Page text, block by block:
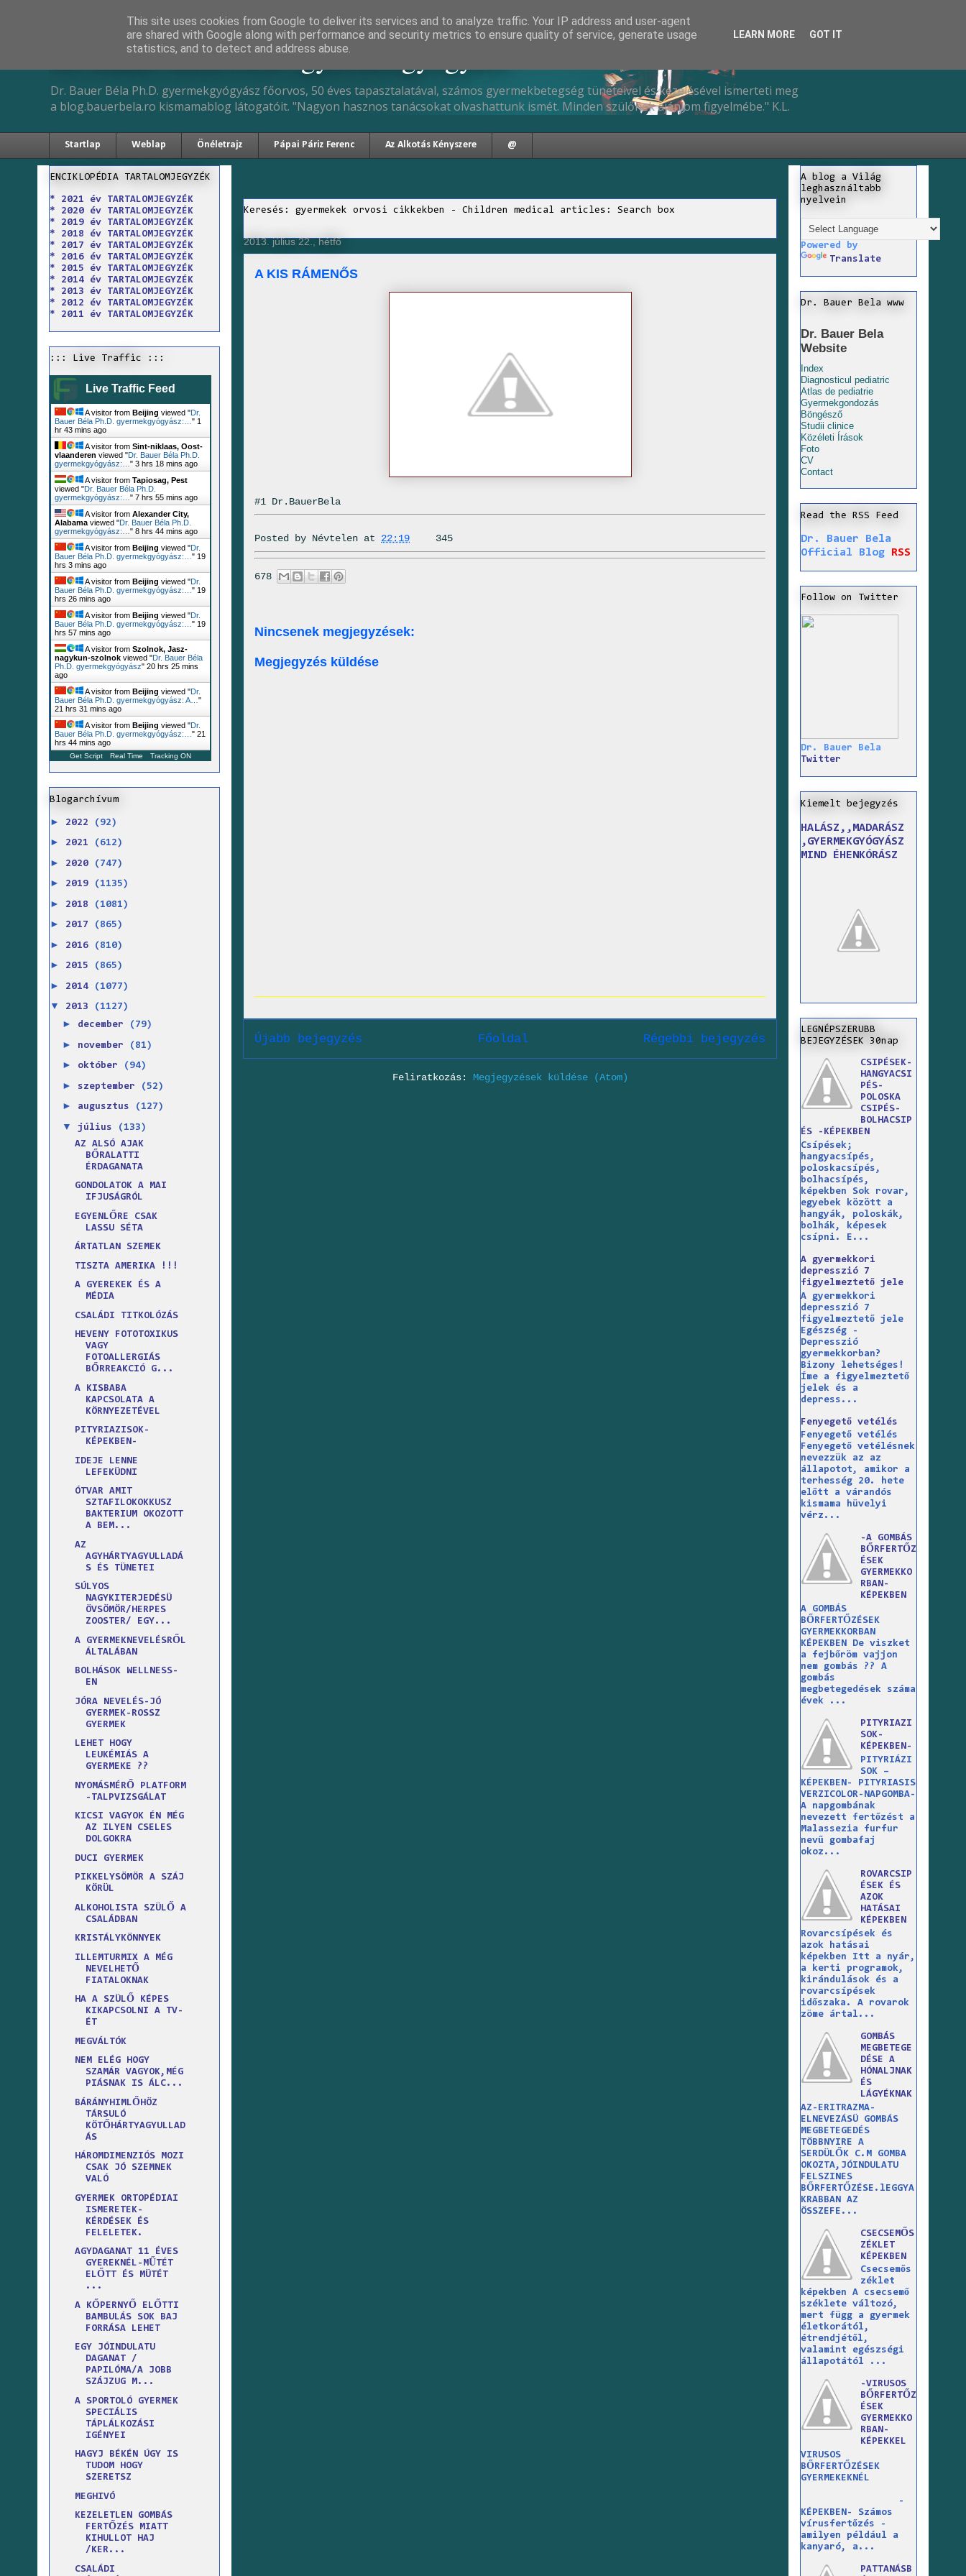
Dr. Bauer Béla Ph.D. gyermekgyógyász
Dr. Bauer Béla Ph.D. gyermekgyógyász főorvos, 50 éves tapasztalatával, számos gyermekbetegség tüneteivel és kezelésével ismerteti meg
a blog.bauerbela.ro kismamablog látogatóit. "Nagyon hasznos tanácsokat olvashattunk ismét. Minden szülőnek ajánlom figyelmébe." K.L.
Startlap Weblap Önéletrajz Pápai Páriz Ferenc Az Alkotás Kényszere @
Keresés: gyermekek orvosi cikkekben - Children medical articles: Search box
2013. július 22., hétfő
A KIS RÁMENŐS
#1 Dr.BauerBela
Posted by Névtelen at 22:19 345
678
Nincsenek megjegyzések:
Megjegyzés küldése
Újabb bejegyzés Régebbi bejegyzés
Főoldal
Feliratkozás: Megjegyzések küldése (Atom)
ENCIKLOPÉDIA TARTALOMJEGYZÉK
* 2021 év TARTALOMJEGYZÉK
* 2020 év TARTALOMJEGYZÉK
* 2019 év TARTALOMJEGYZÉK
* 2018 év TARTALOMJEGYZÉK
* 2017 év TARTALOMJEGYZÉK
* 2016 év TARTALOMJEGYZÉK
* 2015 év TARTALOMJEGYZÉK
* 2014 év TARTALOMJEGYZÉK
* 2013 év TARTALOMJEGYZÉK
* 2012 év TARTALOMJEGYZÉK
* 2011 év TARTALOMJEGYZÉK
::: Live Traffic :::
Live Traffic Feed
A visitor from Beijing viewed "Dr.
Bauer Béla Ph.D. gyermekgyógyász:… " 1
hr 43 mins ago
A visitor from Sint-niklaas, Oost-
vlaanderen viewed "Dr. Bauer Béla Ph.D.
gyermekgyógyász:… " 3 hrs 18 mins ago
A visitor from Tapiosag, Pest
viewed "Dr. Bauer Béla Ph.D.
gyermekgyógyász:… " 7 hrs 55 mins ago
A visitor from Alexander City,
Alabama viewed "Dr. Bauer Béla Ph.D.
gyermekgyógyász:… " 8 hrs 44 mins ago
A visitor from Beijing viewed "Dr.
Bauer Béla Ph.D. gyermekgyógyász:… " 19
hrs 3 mins ago
A visitor from Beijing viewed "Dr.
Bauer Béla Ph.D. gyermekgyógyász:… " 19
hrs 26 mins ago
A visitor from Beijing viewed "Dr.
Bauer Béla Ph.D. gyermekgyógyász:… " 19
hrs 57 mins ago
A visitor from Szolnok, Jasz-
nagykun-szolnok viewed "Dr. Bauer Béla
Ph.D. gyermekgyógyász" 20 hrs 25 mins
ago
A visitor from Beijing viewed "Dr.
Bauer Béla Ph.D. gyermekgyógyász: A… "
21 hrs 31 mins ago
A visitor from Beijing viewed "Dr.
Bauer Béla Ph.D. gyermekgyógyász:… " 21
hrs 44 mins ago
Get Script Real Time Tracking ON
Blogarchívum
► 2022 (92)
► 2021 (612)
► 2020 (747)
► 2019 (1135)
► 2018 (1081)
► 2017 (865)
► 2016 (810)
► 2015 (865)
► 2014 (1077)
▼ 2013 (1127)
► december (79)
► november (81)
► október (94)
► szeptember (52)
► augusztus (127)
▼ július
(133)
AZ ALSÓ AJAK
BŐRALATTI
ÉRDAGANATA
GONDOLATOK A MAI
IFJUSÁGRÓL
EGYENLŐRE CSAK
LASSU SÉTA
ÁRTATLAN SZEMEK
TISZTA AMERIKA !!!
A GYEREKEK ÉS A
MÉDIA
CSALÁDI TITKOLÓZÁS
HEVENY FOTOTOXIKUS
VAGY
FOTOALLERGIÁS
BŐRREAKCIÓ G...
A KISBABA
KAPCSOLATA A
KÖRNYEZETÉVEL
PITYRIAZISOK-
KÉPEKBEN-
IDEJE LENNE
LEFEKÜDNI
ÓTVAR AMIT
SZTAFILOKOKKUSZ
BAKTERIUM OKOZOTT
A BEM...
AZ
AGYHÁRTYAGYULLADÁ
S ÉS TÜNETEI
SÚLYOS
NAGYKITERJEDÉSÜ
ÖVSÖMÖR/HERPES
ZOOSTER/ EGY...
A GYERMEKNEVELÉSRŐL
ÁLTALÁBAN
BOLHÁSOK WELLNESS-
EN
JÓRA NEVELÉS-JÓ
GYERMEK-ROSSZ
GYERMEK
LEHET HOGY
LEUKÉMIÁS A
GYERMEKE ??
NYOMÁSMÉRŐ PLATFORM
-TALPVIZSGÁLAT
KICSI VAGYOK ÉN MÉG
AZ ILYEN CSELES
DOLGOKRA
DUCI GYERMEK
PIKKELYSÖMÖR A SZÁJ
KÖRÜL
ALKOHOLISTA SZÜLŐ A
CSALÁDBAN
KRISTÁLYKÖNNYEK
ILLEMTURMIX A MÉG
NEVELHETŐ
FIATALOKNAK
HA A SZÜLŐ KÉPES
KIKAPCSOLNI A TV-
ÉT
MEGVÁLTÓK
NEM ELÉG HOGY
SZAMÁR VAGYOK,MÉG
PIÁSNAK IS ÁLC...
BÁRÁNYHIMLŐHÖZ
TÁRSULÓ
KÖTŐHÁRTYAGYULLAD
ÁS
HÁROMDIMENZIÓS MOZI
CSAK JÓ SZEMNEK
VALÓ
GYERMEK ORTOPÉDIAI
ISMERETEK-
KÉRDÉSEK ÉS
FELELETEK.
AGYDAGANAT 11 ÉVES
GYEREKNÉL-MŰTÉT
ELŐTT ÉS MÜTÉT
...
A KŐPERNYŐ ELŐTTI
BAMBULÁS SOK BAJ
FORRÁSA LEHET
EGY JÓINDULATU
DAGANAT /
PAPILÓMA/A JOBB
SZÁJZUG M...
A SPORTOLÓ GYERMEK
SPECIÁLIS
TÁPLÁLKOZÁSI
IGÉNYEI
HAGYJ BÉKÉN ÚGY IS
TUDOM HOGY
SZERETSZ
MEGHIVÓ
KEZELETLEN GOMBÁS
FERTŐZÉS MIATT
KIHULLOT HAJ
/KER...
CSALÁDI
A blog a Világ
leghasználtabb
nyelvein
Powered by
Translate
Dr. Bauer Bela www
Dr. Bauer Bela
Website
Index
Diagnosticul pediatric
Atlas de pediatrie
Gyermekgondozás
Böngésző
Studii clinice
Közéleti Írások
Foto
CV
Contact
Read the RSS Feed
Dr. Bauer Bela
Official Blog
RSS
Follow on Twitter
Dr. Bauer Bela
Twitter
Kiemelt bejegyzés
HALÁSZ,,MADARÁSZ
,GYERMEKGYÓGYÁSZ
MIND ÉHENKÓRÁSZ
LEGNÉPSZERUBB
BEJEGYZÉSEK 30nap
CSIPÉSEK-
HANGYACSI
PÉS-
POLOSKA
CSIPÉS-
BOLHACSIP
ÉS -KÉPEKBEN
Csípések;
hangyacsípés,
poloskacsípés,
bolhacsípés,
képekben Sok rovar,
egyebek között a
hangyák, poloskák,
bolhák, képesek
csípni. E...
A gyermekkori
depresszió 7
figyelmeztető jele
A gyermekkori
depresszió 7
figyelmeztető jele
Egészség -
Depresszió
gyermekkorban?
Bizony lehetséges!
Íme a figyelmeztető
jelek és a
depress...
Fenyegető vetélés
Fenyegető vetélés
Fenyegető vetélésnek
nevezzük az az
állapotot, amikor a
terhesség 20. hete
előtt a várandós
kismama hüvelyi
vérz...
-A GOMBÁS
BŐRFERTŐZ
ÉSEK
GYERMEKKO
RBAN-
KÉPEKBEN
A GOMBÁS
BŐRFERTŐZÉSEK
GYERMEKKORBAN
KÉPEKBEN De viszket
a fejbőröm vajjon
nem gombás ?? A
gombás
megbetegedések száma
évek ...
PITYRIAZI
SOK-
KÉPEKBEN-
PITYRIÁZI
SOK –
KÉPEKBEN- PITYRIASIS
VERZICOLOR-NAPGOMBA-
A napgombának
nevezett fertőzést a
Malassezia furfur
nevű gombafaj
okoz...
ROVARCSIP
ÉSEK ÉS
AZOK
HATÁSAI
KÉPEKBEN
Rovarcsípések és
azok hatásai
képekben Itt a nyár,
a kerti programok,
kirándulások és a
rovarcsípések
időszaka. A rovarok
zöme ártal...
GOMBÁS
MEGBETEGE
DÉSE A
HÓNALJNAK
ÉS
LÁGYÉKNAK
AZ-ERITRAZMA-
ELNEVEZÁSÜ GOMBÁS
MEGBETEGEDÉS
TÖBBNYIRE A
SERDÜLŐK C.M GOMBA
OKOZTA,JÓINDULATU
FELSZINES
BŐRFERTŐZÉSE.lEGGYA
KRABBAN AZ
ÖSSZEFE...
CSECSEMŐS
ZÉKLET
KÉPEKBEN
Csecsemős
zéklet
képekben A csecsemő
széklete változó,
mert függ a gyermek
életkorától,
étrendjétől,
valamint egészségi
állapotától ...
-VIRUSOS
BŐRFERTŐZ
ÉSEK
GYERMEKKO
RBAN-
KÉPEKKEL
VIRUSOS
BŐRFERTŐZÉSEK
GYERMEKEKNÉL
-
KÉPEKBEN- Számos
vírusfertőzés -
amilyen például a
kanyaró, a...
PATTANÁSB
This site uses cookies from Google to deliver its services and to analyze traffic. Your IP address and user-agent
are shared with Google along with performance and security metrics to ensure quality of service, generate usage
statistics, and to detect and address abuse.
LEARN MORE GOT IT